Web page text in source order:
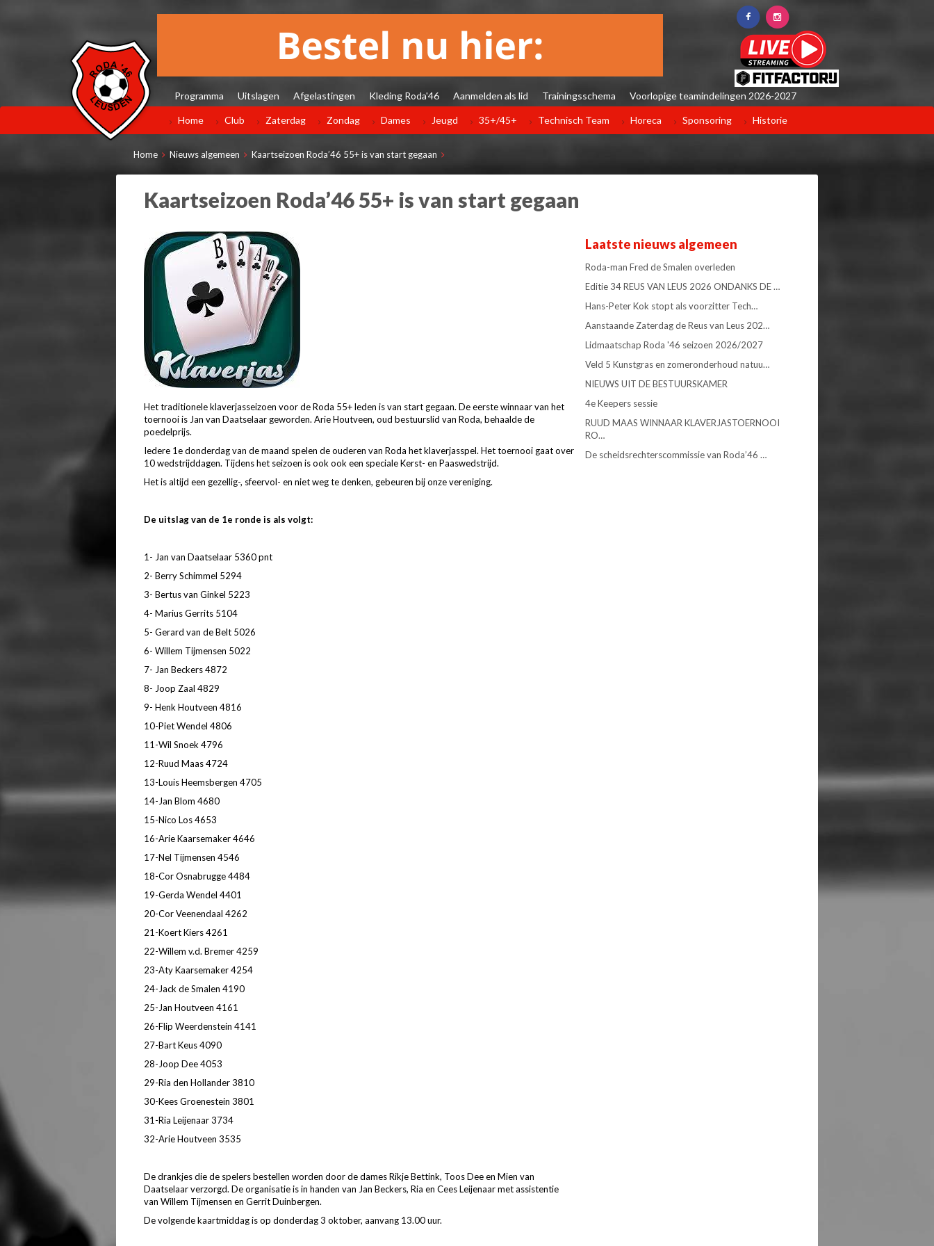
Programma Uitslagen Afgelastingen Kleding Roda'46 Aanmelden als lid Trainingsschema Voorlopige teamindelingen 2026-2027
Home Club Zaterdag Zondag Dames Jeugd 35+/45+ Technisch Team Horeca Sponsoring Historie
Home Nieuws algemeen Kaartseizoen Roda’46 55+ is van start gegaan
Kaartseizoen Roda’46 55+ is van start gegaan
Het traditionele klaverjasseizoen voor de Roda 55+ leden is van start gegaan. De eerste winnaar van het
toernooi is Jan van Daatselaar geworden. Arie Houtveen, oud bestuurslid van Roda, behaalde de
poedelprijs.
Iedere 1e donderdag van de maand spelen de ouderen van Roda het klaverjasspel. Het toernooi gaat over
10 wedstrijddagen. Tijdens het seizoen is ook ook een speciale Kerst- en Paaswedstrijd.
Het is altijd een gezellig-, sfeervol- en niet weg te denken, gebeuren bij onze vereniging.
De uitslag van de 1e ronde is als volgt:
1- Jan van Daatselaar 5360 pnt
2- Berry Schimmel 5294
3- Bertus van Ginkel 5223
4- Marius Gerrits 5104
5- Gerard van de Belt 5026
6- Willem Tijmensen 5022
7- Jan Beckers 4872
8- Joop Zaal 4829
9- Henk Houtveen 4816
10-Piet Wendel 4806
11-Wil Snoek 4796
12-Ruud Maas 4724
13-Louis Heemsbergen 4705
14-Jan Blom 4680
15-Nico Los 4653
16-Arie Kaarsemaker 4646
17-Nel Tijmensen 4546
18-Cor Osnabrugge 4484
19-Gerda Wendel 4401
20-Cor Veenendaal 4262
21-Koert Kiers 4261
22-Willem v.d. Bremer 4259
23-Aty Kaarsemaker 4254
24-Jack de Smalen 4190
25-Jan Houtveen 4161
26-Flip Weerdenstein 4141
27-Bart Keus 4090
28-Joop Dee 4053
29-Ria den Hollander 3810
30-Kees Groenestein 3801
31-Ria Leijenaar 3734
32-Arie Houtveen 3535
De drankjes die de spelers bestellen worden door de dames Rikje Bettink, Toos Dee en Mien van
Daatselaar verzorgd. De organisatie is in handen van Jan Beckers, Ria en Cees Leijenaar met assistentie
van Willem Tijmensen en Gerrit Duinbergen.
De volgende kaartmiddag is op donderdag 3 oktober, aanvang 13.00 uur.
Laatste nieuws algemeen
Roda-man Fred de Smalen overleden
Editie 34 REUS VAN LEUS 2026 ONDANKS DE …
Hans-Peter Kok stopt als voorzitter Tech…
Aanstaande Zaterdag de Reus van Leus 202…
Lidmaatschap Roda '46 seizoen 2026/2027
Veld 5 Kunstgras en zomeronderhoud natuu…
NIEUWS UIT DE BESTUURSKAMER
4e Keepers sessie
RUUD MAAS WINNAAR KLAVERJASTOERNOOI
RO…
De scheidsrechterscommissie van Roda’46 …